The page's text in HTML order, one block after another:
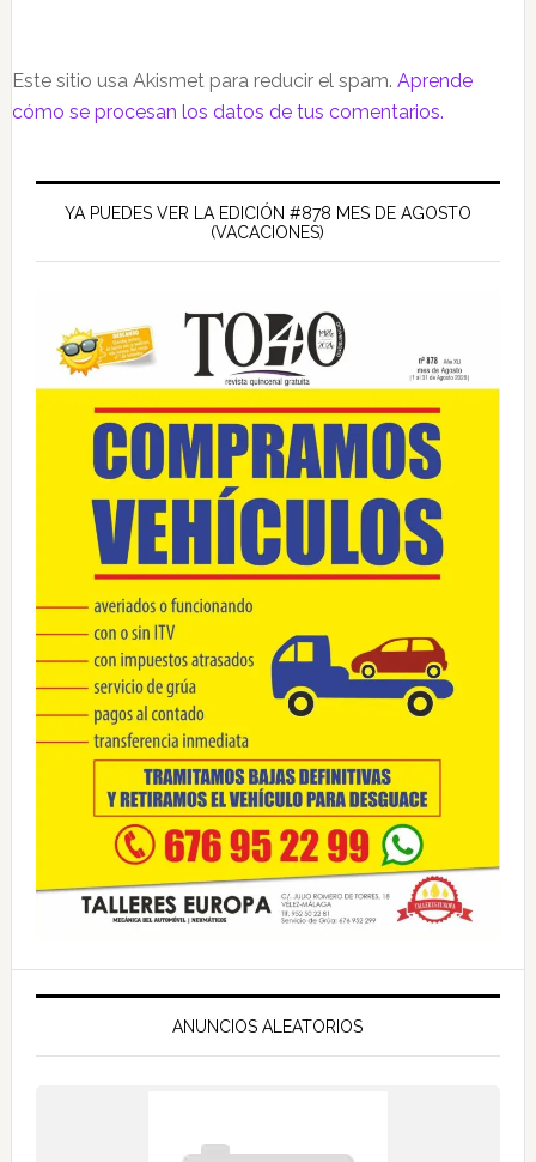
Este sitio usa Akismet para reducir el spam. Aprende
cómo se procesan los datos de tus comentarios.
Barra
lateral
principal
YA PUEDES VER LA EDICIÓN #878 MES DE AGOSTO
(VACACIONES)
ANUNCIOS ALEATORIOS